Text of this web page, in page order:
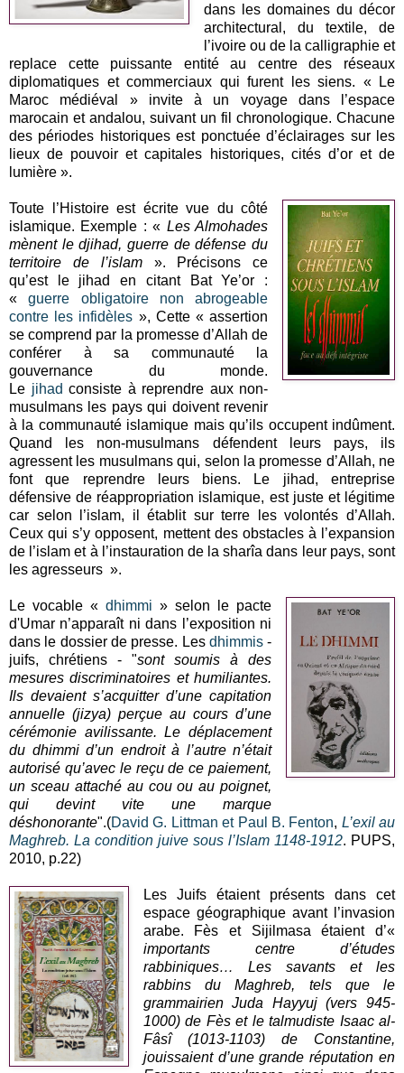
dans les domaines du décor
architectural, du textile, de
l’ivoire ou de la calligraphie et
replace cette puissante entité au centre des réseaux
diplomatiques et commerciaux qui furent les siens. « Le
Maroc médiéval » invite à un voyage dans l’espace
marocain et andalou, suivant un fil chronologique. Chacune
des périodes historiques est ponctuée d’éclairages sur les
lieux de pouvoir et capitales historiques, cités d’or et de
lumière ».
Toute l’Histoire est écrite vue du côté
islamique. Exemple : « Les Almohades
mènent le djihad, guerre de défense du
territoire de l’islam». Précisons ce
qu’est le jihad en citant Bat Ye’or :
«guerre obligatoire non abrogeable
contre les infidèles », Cette « assertion
se comprend par la promesse d’Allah de
conférer à sa communauté la
gouvernance du monde.
Le jihad consiste à reprendre aux non-
musulmans les pays qui doivent revenir
à la communauté islamique mais qu’ils occupent indûment.
Quand les non-musulmans défendent leurs pays, ils
agressent les musulmans qui, selon la promesse d’Allah, ne
font que reprendre leurs biens. Le jihad, entreprise
défensive de réappropriation islamique, est juste et légitime
car selon l’islam, il établit sur terre les volontés d’Allah.
Ceux qui s’y opposent, mettent des obstacles à l’expansion
de l’islam et à l’instauration de la sharîa dans leur pays, sont
les agresseurs ».
Le vocable «dhimmi » selon le pacte
d'Umar n’apparaît ni dans l’exposition ni
dans le dossier de presse. Les dhimmis-
juifs, chrétiens - "sont soumis à des
mesures discriminatoires et humiliantes.
Ils devaient s’acquitter d’une capitation
annuelle (jizya) perçue au cours d’une
cérémonie avilissante. Le déplacement
du dhimmi d’un endroit à l’autre n’était
autorisé qu’avec le reçu de ce paiement,
un sceau attaché au cou ou au poignet,
qui devint vite une marque
déshonorante".(David G. Littman et Paul B. Fenton, L’exil au
Maghreb. La condition juive sous l’Islam 1148-1912. PUPS,
2010, p.22)
Les Juifs étaient présents dans cet
espace géographique avant l’invasion
arabe. Fès et Sijilmasa étaient d’«
importants centre d’études
rabbiniques… Les savants et les
rabbins du Maghreb, tels que le
grammairien Juda Hayyuj (vers 945-
1000) de Fès et le talmudiste Isaac al-
Fâsî (1013-1103) de Constantine,
jouissaient d’une grande réputation en